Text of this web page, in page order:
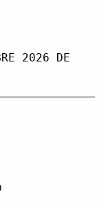
2026 DE